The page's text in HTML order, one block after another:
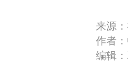
来源
作者
编辑